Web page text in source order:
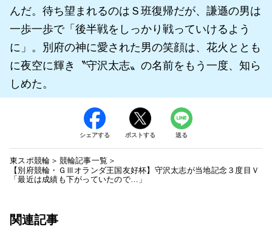
んだ。待ち望まれるのはＳ班復帰だが、謙遜の男は
一歩一歩で「後半戦をしっかり戦っていけるよう
に」。別府の神に愛された男の笑顔は、花火ととも
に夜空に輝き〝守沢太志〟の名前をもう一度、知ら
しめた。
シェアする ポストする 送る
東スポ競輪
競輪記事一覧
【別府競輪・ＧⅢオランダ王国友好杯】守沢太志が当地記念３度目Ｖ
「最近は成績も下がっていたので…」
関連記事